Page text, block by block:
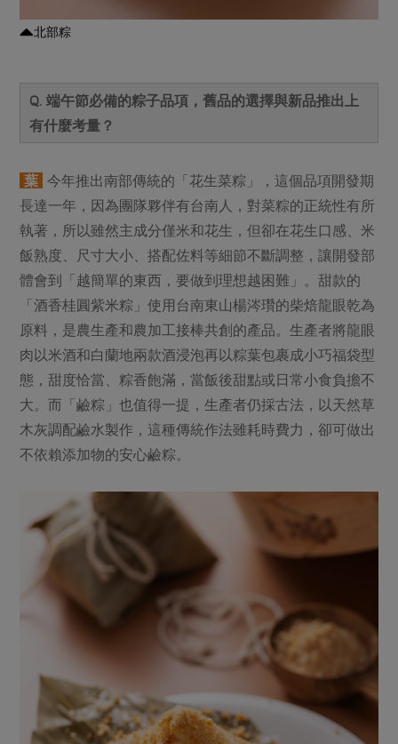
北部粽
Q. 端午節必備的粽子品項，舊品的選擇與新品推出上
有什麼考量？
葉
今年推出南部傳統的「花生菜粽」，這個品項開發期
長達一年，因為團隊夥伴有台南人，對菜粽的正統性有所
執著，所以雖然主成分僅米和花生，但卻在花生口感、米
飯熟度、尺寸大小、搭配佐料等細節不斷調整，讓開發部
體會到「越簡單的東西，要做到理想越困難」。甜款的
「酒香桂圓紫米粽」使用台南東山楊涔瓚的柴焙龍眼乾為
原料，是農生產和農加工接棒共創的產品。生產者將龍眼
肉以米酒和白蘭地兩款酒浸泡再以粽葉包裹成小巧福袋型
態，甜度恰當、粽香飽滿，當飯後甜點或日常小食負擔不
大。而「鹼粽」也值得一提，生產者仍採古法，以天然草
木灰調配鹼水製作，這種傳統作法雖耗時費力，卻可做出
不依賴添加物的安心鹼粽。